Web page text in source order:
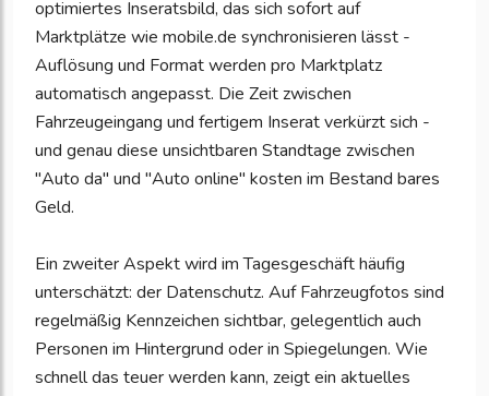
optimiertes Inseratsbild, das sich sofort auf
Marktplätze wie mobile.de synchronisieren lässt -
Auflösung und Format werden pro Marktplatz
automatisch angepasst. Die Zeit zwischen
Fahrzeugeingang und fertigem Inserat verkürzt sich -
und genau diese unsichtbaren Standtage zwischen
"Auto da" und "Auto online" kosten im Bestand bares
Geld.
Ein zweiter Aspekt wird im Tagesgeschäft häufig
unterschätzt: der Datenschutz. Auf Fahrzeugfotos sind
regelmäßig Kennzeichen sichtbar, gelegentlich auch
Personen im Hintergrund oder in Spiegelungen. Wie
schnell das teuer werden kann, zeigt ein aktuelles